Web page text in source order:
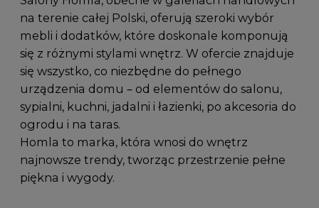
na terenie całej Polski, oferują szeroki wybór
mebli i dodatków, które doskonale komponują
się z różnymi stylami wnętrz. W ofercie znajduje
się wszystko, co niezbędne do pełnego
urządzenia domu – od elementów do salonu,
sypialni, kuchni, jadalni i łazienki, po akcesoria do
ogrodu i na taras.
Homla to marka, która wnosi do wnętrz
najnowsze trendy, tworząc przestrzenie pełne
piękna i wygody.